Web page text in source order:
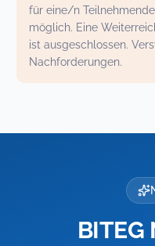
für eine/n
möglich. Eine
ist ausgeschlossen.
Nachforderungen.